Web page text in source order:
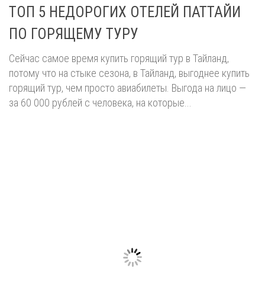
ТОП 5 НЕДОРОГИХ ОТЕЛЕЙ ПАТТАЙИ
ПО ГОРЯЩЕМУ ТУРУ
Сейчас самое время купить горящий тур в Тайланд,
потому что на стыке сезона, в Тайланд, выгоднее купить
горящий тур, чем просто авиабилеты. Выгода на лицо —
за 60 000 рублей с человека, на которые...